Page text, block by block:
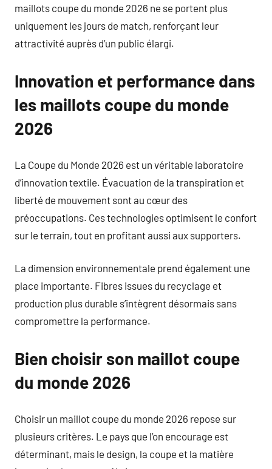
maillots coupe du monde 2026 ne se portent plus
uniquement les jours de match, renforçant leur
attractivité auprès d’un public élargi.
Innovation et performance dans
les maillots coupe du monde
2026
La Coupe du Monde 2026 est un véritable laboratoire
d’innovation textile. Évacuation de la transpiration et
liberté de mouvement sont au cœur des
préoccupations. Ces technologies optimisent le confort
sur le terrain, tout en profitant aussi aux supporters.
La dimension environnementale prend également une
place importante. Fibres issues du recyclage et
production plus durable s’intègrent désormais sans
compromettre la performance.
Bien choisir son maillot coupe
du monde 2026
Choisir un maillot coupe du monde 2026 repose sur
plusieurs critères. Le pays que l’on encourage est
déterminant, mais le design, la coupe et la matière